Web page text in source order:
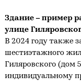
Здание – пример
улице
В 2024 году также
шестиэтажного
Гиляровского (дом
индивидуальному